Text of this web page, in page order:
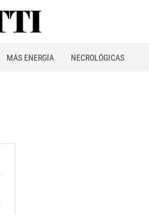
MÁS ENERGÍA NECROLÓGICAS